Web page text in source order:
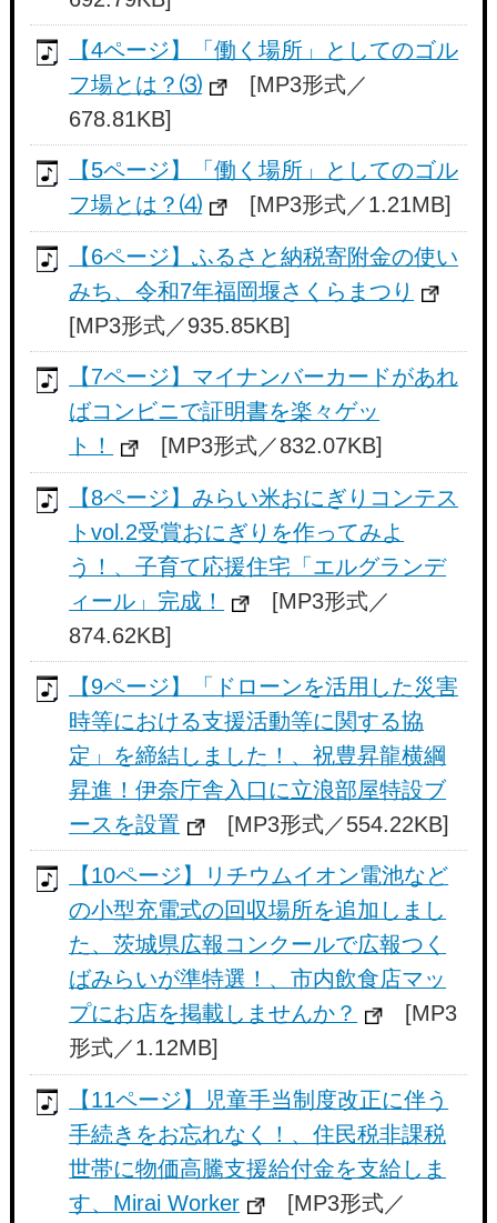
【4ページ】「働く場所」としてのゴル
フ場とは？⑶
[MP3形式／
678.81KB]
【5ページ】「働く場所」としてのゴル
フ場とは？⑷
[MP3形式／1.21MB]
【6ページ】ふるさと納税寄附金の使い
みち、令和7年福岡堰さくらまつり
[MP3形式／935.85KB]
【7ページ】マイナンバーカードがあれ
ばコンビニで証明書を楽々ゲッ
ト！
[MP3形式／832.07KB]
【8ページ】みらい米おにぎりコンテス
トvol.2受賞おにぎりを作ってみよ
う！、子育て応援住宅「エルグランデ
ィール」完成！
[MP3形式／
874.62KB]
【9ページ】「ドローンを活用した災害
時等における支援活動等に関する協
定」を締結しました！、祝豊昇龍横綱
昇進！伊奈庁舎入口に立浪部屋特設ブ
ースを設置
[MP3形式／554.22KB]
【10ページ】リチウムイオン電池など
の小型充電式の回収場所を追加しまし
た、茨城県広報コンクールで広報つく
ばみらいが準特選！、市内飲食店マッ
プにお店を掲載しませんか？
[MP3
形式／1.12MB]
【11ページ】児童手当制度改正に伴う
手続きをお忘れなく！、住民税非課税
世帯に物価高騰支援給付金を支給しま
す、Mirai Worker
[MP3形式／